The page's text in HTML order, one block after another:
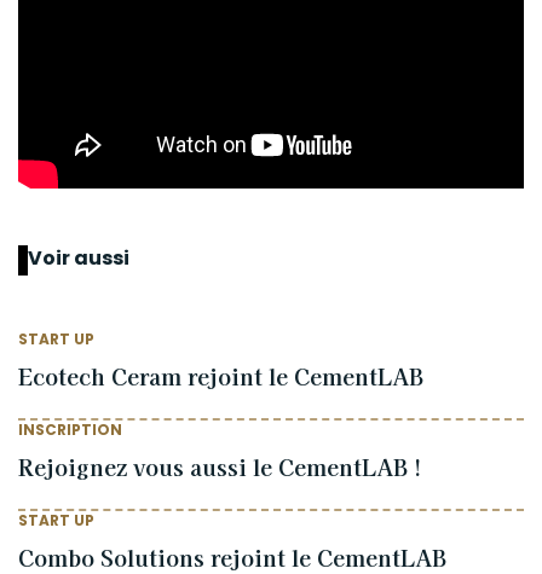
Voir aussi
START UP
Ecotech Ceram rejoint le CementLAB
INSCRIPTION
Rejoignez vous aussi le CementLAB !
START UP
Combo Solutions rejoint le CementLAB